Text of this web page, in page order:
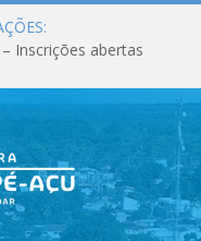
Inscrições abertas